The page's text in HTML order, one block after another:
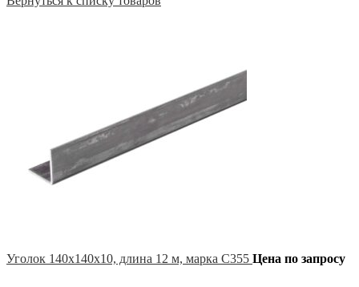
Уголок 140х140х10, длина 12 м, марка С355 Цена по запросу